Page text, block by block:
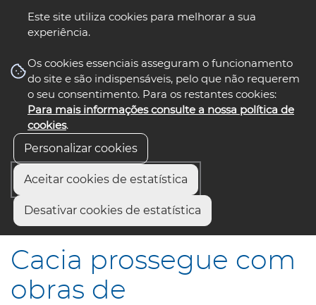
Este site utiliza cookies para melhorar a sua
experiência.
Os cookies essenciais asseguram o funcionamento
do site e são indispensáveis, pelo que não requerem
o seu consentimento. Para os restantes cookies:
Para mais informações consulte a nossa política de
cookies.
Personalizar cookies
Aceitar cookies de estatística
Desativar cookies de estatística
nos select language
Início
Cacia prossegue com obras de requalificação urbana
Cacia prossegue com
obras de